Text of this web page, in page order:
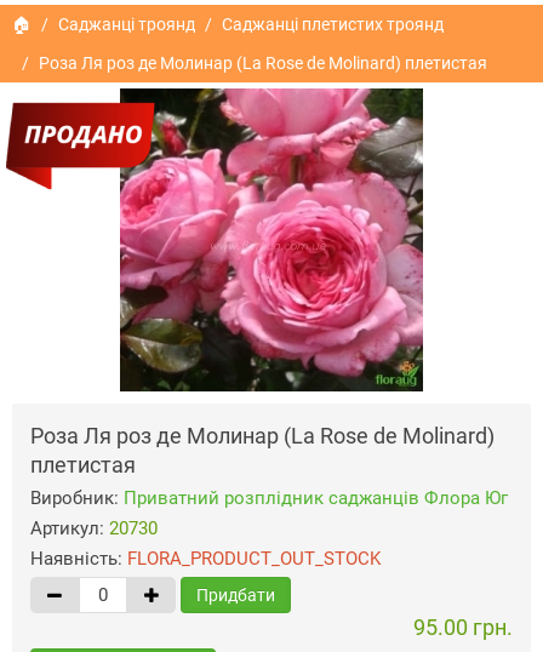
🏠 Саджанці троянд
Саджанці плетистих троянд
Роза Ля роз де Молинар (La Rose de Molinard) плетистая
Роза Ля роз де Молинар (La Rose de Molinard)
плетистая
Виробник: Приватний розплідник саджанців Флора Юг
Артикул: 20730
Наявність: FLORA_PRODUCT_OUT_STOCK
Придбати
95.00 грн.